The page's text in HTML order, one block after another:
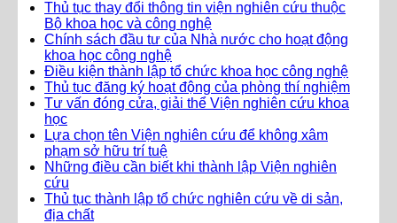
Thủ tục thay đổi thông tin viện nghiên cứu thuộc
Bộ khoa học và công nghệ
Chính sách đầu tư của Nhà nước cho hoạt động
khoa học công nghệ
Điều kiện thành lập tổ chức khoa học công nghệ
Thủ tục đăng ký hoạt động của phòng thí nghiệm
Tư vấn đóng cửa, giải thể Viện nghiên cứu khoa
học
Lựa chọn tên Viện nghiên cứu để không xâm
phạm sở hữu trí tuệ
Những điều cần biết khi thành lập Viện nghiên
cứu
Thủ tục thành lập tổ chức nghiên cứu về di sản,
địa chất